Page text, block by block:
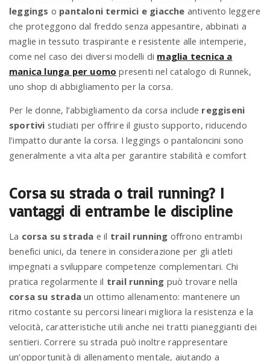
leggings o pantaloni termici e giacche antivento leggere
che proteggono dal freddo senza appesantire, abbinati a
maglie in tessuto traspirante e resistente alle intemperie,
come nel caso dei diversi modelli di maglia tecnica a
manica lunga per uomo presenti nel catalogo di Runnek,
uno shop di abbigliamento per la corsa.
Per le donne, l’abbigliamento da corsa include reggiseni
sportivi studiati per offrire il giusto supporto, riducendo
l’impatto durante la corsa. I leggings o pantaloncini sono
generalmente a vita alta per garantire stabilità e comfort
Corsa su strada o trail running? I
vantaggi di entrambe le discipline
La corsa su strada e il trail running offrono entrambi
benefici unici, da tenere in considerazione per gli atleti
impegnati a sviluppare competenze complementari. Chi
pratica regolarmente il trail running può trovare nella
corsa su strada un ottimo allenamento: mantenere un
ritmo costante su percorsi lineari migliora la resistenza e la
velocità, caratteristiche utili anche nei tratti pianeggianti dei
sentieri. Correre su strada può inoltre rappresentare
un’opportunità di allenamento mentale, aiutando a